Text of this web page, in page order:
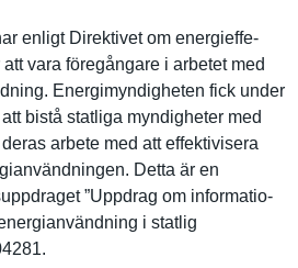
enligt Direktivet om energieffe­
vara föregångar­e i arbetet med
Energimynd­igheten fick under
bistå statliga myndighete­r med
arbete med att effektivis­era
Detta är en
”Uppdrag om informatio­
i statlig